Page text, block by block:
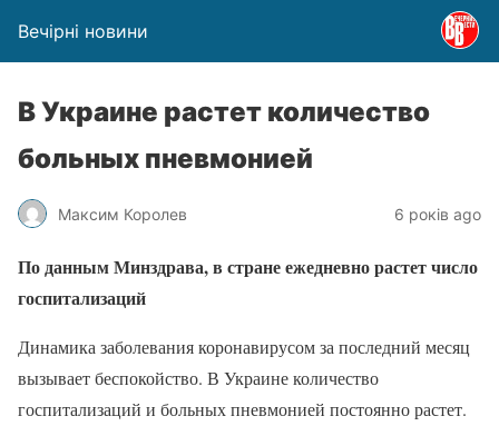
Вечірні новини
В Украине растет количество
больных пневмонией
Максим Королев 6 років ago
По данным Минздрава, в стране ежедневно растет число
госпитализаций
Динамика заболевания коронавирусом за последний месяц
вызывает беспокойство. В Украине количество
госпитализаций и больных пневмонией постоянно растет.